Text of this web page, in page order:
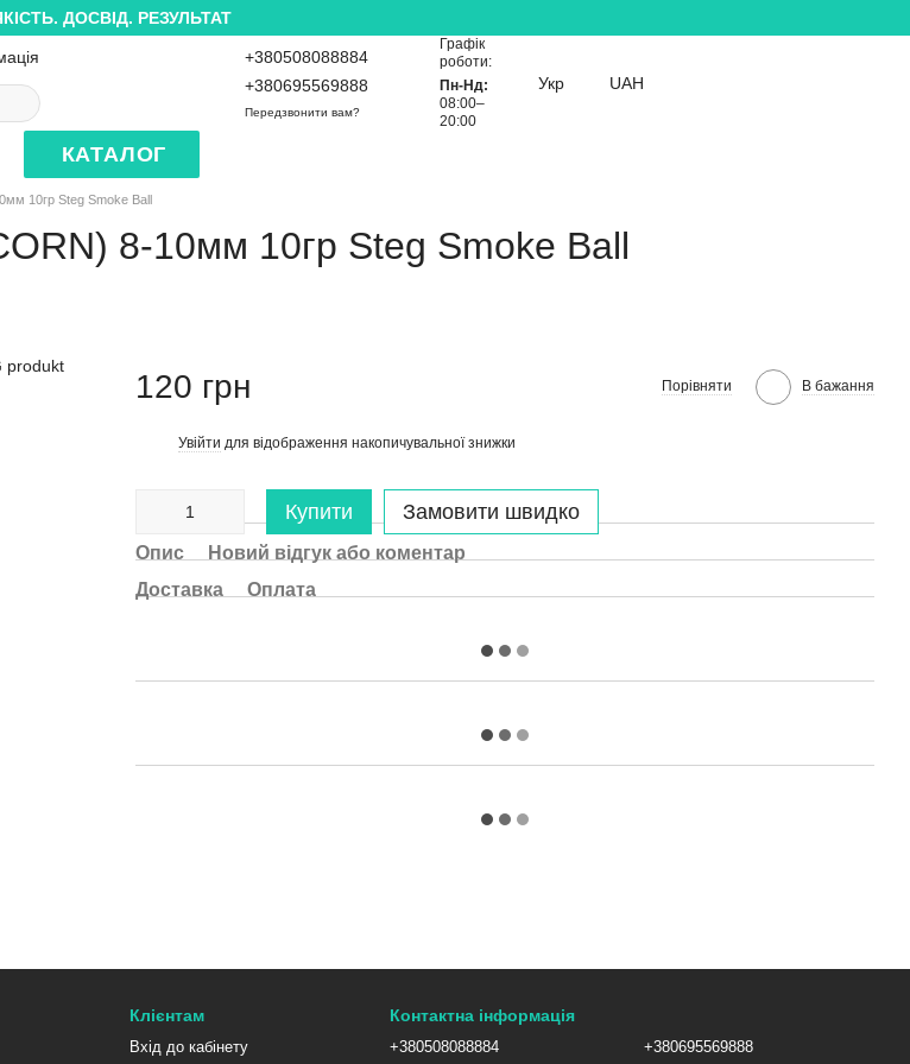
ДОСВІД. РЕЗУЛЬТАТ
+380508088884
+380695569888
Передзвонити вам?
Графік
роботи:
Пн-Нд:
08:00–
20:00
Укр UAH
КАТАЛОГ
10гр Steg Smoke Ball
8-10мм 10гр Steg Smoke Ball
120 грн Порівняти В бажання
Увійти для відображення накопичувальної знижки
Купити Замовити швидко
Опис
Новий відгук або коментар
Доставка
Оплата
Клієнтам
Вхід до кабінету
Контактна інформація
+380508088884 +380695569888